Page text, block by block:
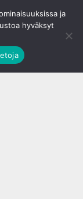
ja
hyväksyt